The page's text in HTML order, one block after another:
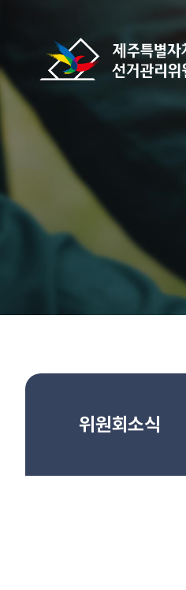
위원회소식